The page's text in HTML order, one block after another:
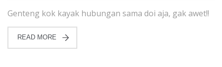
Genteng kok kayak hubungan sama doi aja, gak awet!!
READ MORE